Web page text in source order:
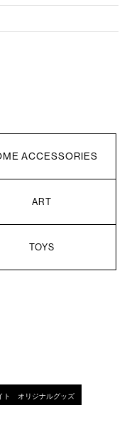
ACCESSORIES
ART
TOYS
ト オリジナルグッズ